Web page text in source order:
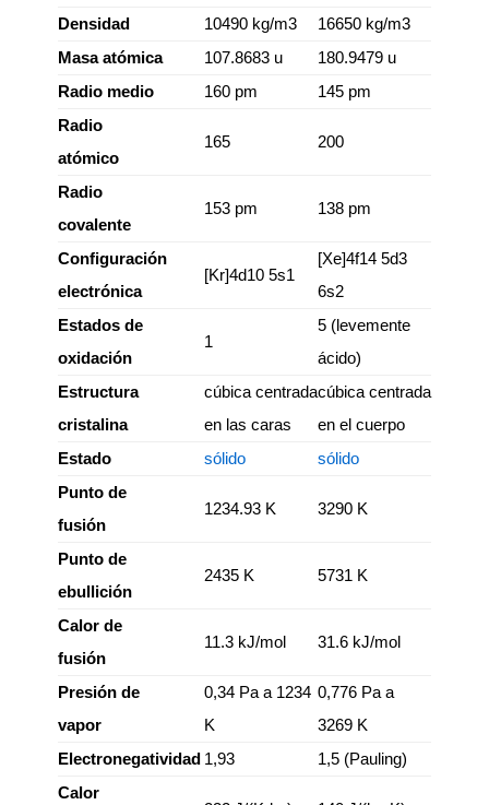
Densidad
10490 kg/m3
16650 kg/m3
Masa atómica
107.8683 u
180.9479 u
Radio medio
160 pm
145 pm
Radio
atómico
165 200
Radio
covalente
153 pm 138 pm
Configuración
electrónica
[Kr]4d10 5s1
[Xe]4f14 5d3
6s2
Estados de
oxidación
1
5 (levemente
ácido)
Estructura
cristalina
cúbica centrada
en las caras
cúbica centrada
en el cuerpo
Estado
sólido
sólido
Punto de
fusión
1234.93 K 3290 K
Punto de
ebullición
2435 K 5731 K
Calor de
fusión
11.3 kJ/mol 31.6 kJ/mol
Presión de
vapor
0,34 Pa a 1234
K
0,776 Pa a
3269 K
Electronegatividad 1,93
1,5 (Pauling)
Calor